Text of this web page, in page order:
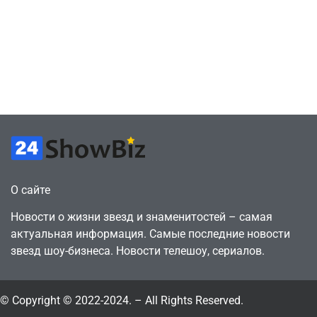
О сайте
Новости о жизни звезд и знаменитостей – самая
актуальная информация. Самые последние новости
звезд шоу-бизнеса. Новости телешоу, сериалов.
© Copyright © 2022-2024. – All Rights Reserved.